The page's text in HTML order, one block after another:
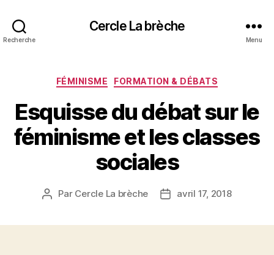
Recherche
Cercle La brèche
Menu
Catégories
FÉMINISME FORMATION & DÉBATS
Esquisse du débat sur le
féminisme et les classes
sociales
Auteur
Par Cercle La brèche
Dateavril 17, 2018